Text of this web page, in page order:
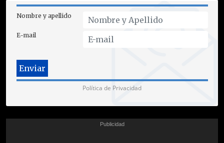
Nombre y apellido
E-mail
Política de Privacidad